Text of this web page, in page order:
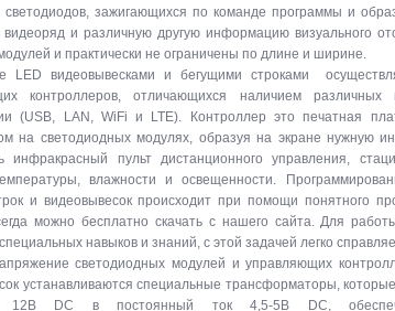
светодиодов, зажигающихся по команде программы и
и различную другую информацию визуального
и практически не ограничены по длине и ширине.
LED видеовывесками и бегущими строками
контроллеров, отличающихся наличием
(USB, LAN, WiFi и LTE). Контроллер это печатная
на светодиодных модулях, образуя на экране нужную
инфракрасный пульт дистанционного управления,
влажности и освещенности.
и видеовывесок происходит при помощи понятного
можно бесплатно скачать с нашего сайта. Для
навыков и знаний, с этой задачей легко
светодиодных модулей и управляющих
устанавливаются специальные трансформаторы,
12В DC в постоянный ток 4,5-5В DC,